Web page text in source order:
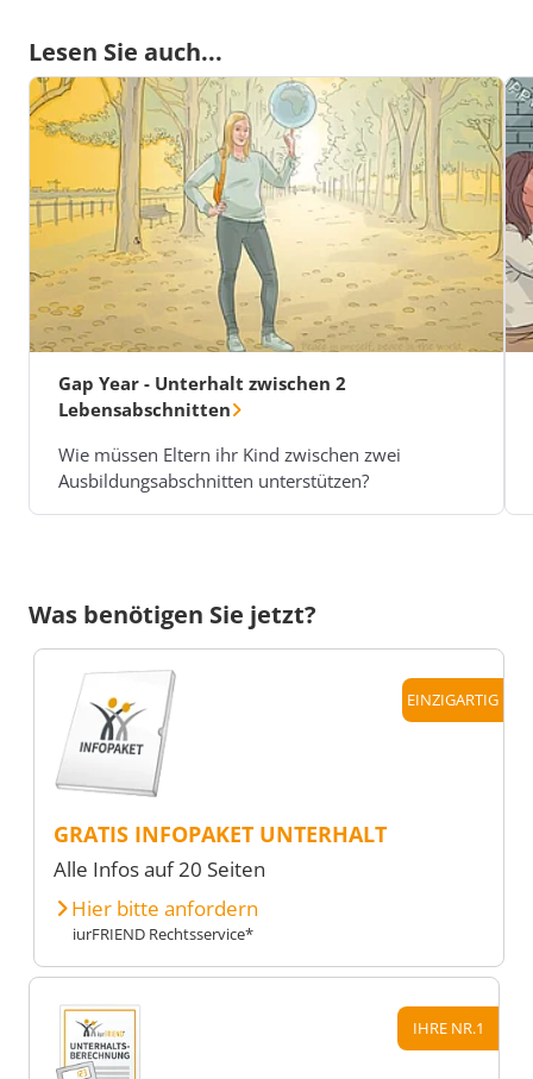
Lesen Sie auch...
Gap Year - Unterhalt zwischen 2
Lebensabschnitten
Wie müssen Eltern ihr Kind zwischen zwei
Ausbildungsabschnitten unterstützen?
Was benötigen Sie jetzt?
EINZIGARTIG
GRATIS INFOPAKET UNTERHALT
Alle Infos auf 20 Seiten
Hier bitte anfordern
iurFRIEND Rechtsservice*
IHRE NR.1